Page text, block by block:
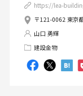
https://lea-
〒121-0062 東京
山口 勇輝
建設金物